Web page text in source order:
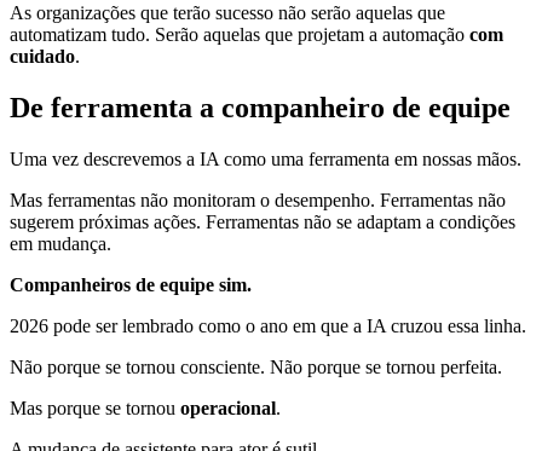
As organizações que terão sucesso não serão aquelas que
automatizam tudo. Serão aquelas que projetam a automação com
cuidado.
De ferramenta a companheiro de equipe
Uma vez descrevemos a IA como uma ferramenta em nossas mãos.
Mas ferramentas não monitoram o desempenho. Ferramentas não
sugerem próximas ações. Ferramentas não se adaptam a condições
em mudança.
Companheiros de equipe sim.
2026 pode ser lembrado como o ano em que a IA cruzou essa linha.
Não porque se tornou consciente. Não porque se tornou perfeita.
Mas porque se tornou operacional.